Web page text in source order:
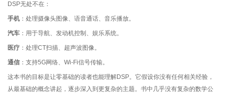
DSP无处不在：
手机 ：处理摄像头图像、语音通话、音乐播放。
汽车 ：用于导航、发动机控制、娱乐系统。
医疗 ：处理CT扫描、超声波图像。
通信 ：支持5G网络、Wi-Fi信号传输。
这本书的目标是让零基础的读者也能理解DSP。它假设你没有任何相关经验，
从最基础的概念讲起，逐步深入到更复杂的主题。书中几乎没有复杂的数学公